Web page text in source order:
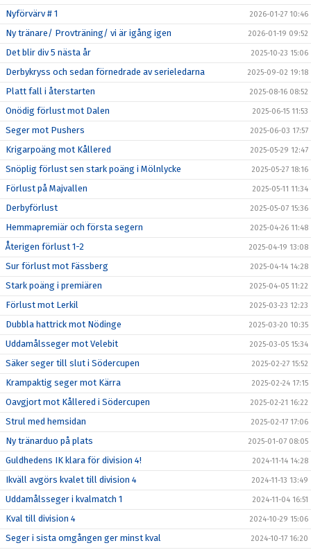
Nyförvärv # 1 2026-01-27 10:46
Ny tränare/ Provträning/ vi är igång igen 2026-01-19 09:52
Det blir div 5 nästa år 2025-10-23 15:06
Derbykryss och sedan förnedrade av serieledarna 2025-09-02 19:18
Platt fall i återstarten 2025-08-16 08:52
Onödig förlust mot Dalen 2025-06-15 11:53
Seger mot Pushers 2025-06-03 17:57
Krigarpoäng mot Kållered 2025-05-29 12:47
Snöplig förlust sen stark poäng i Mölnlycke 2025-05-27 18:16
Förlust på Majvallen 2025-05-11 11:34
Derbyförlust 2025-05-07 15:36
Hemmapremiär och första segern 2025-04-26 11:48
Återigen förlust 1-2 2025-04-19 13:08
Sur förlust mot Fässberg 2025-04-14 14:28
Stark poäng i premiären 2025-04-05 11:22
Förlust mot Lerkil 2025-03-23 12:23
Dubbla hattrick mot Nödinge 2025-03-20 10:35
Uddamålsseger mot Velebit 2025-03-05 15:34
Säker seger till slut i Södercupen 2025-02-27 15:52
Krampaktig seger mot Kärra 2025-02-24 17:15
Oavgjort mot Kållered i Södercupen 2025-02-21 16:22
Strul med hemsidan 2025-02-17 17:06
Ny tränarduo på plats 2025-01-07 08:05
Guldhedens IK klara för division 4! 2024-11-14 14:28
Ikväll avgörs kvalet till division 4 2024-11-13 13:49
Uddamålsseger i kvalmatch 1 2024-11-04 16:51
Kval till division 4 2024-10-29 15:06
Seger i sista omgången ger minst kval 2024-10-17 16:20